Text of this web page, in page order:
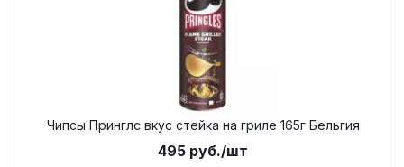
Чипсы Принглс вкус стейка на гриле 165г Бельгия
495 руб./шт